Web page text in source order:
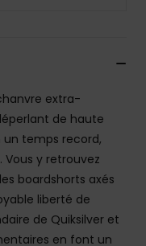
extra-
de haute
temps record,
y retrouvez
boardshorts axés
liberté de
de Quiksilver et
en font un